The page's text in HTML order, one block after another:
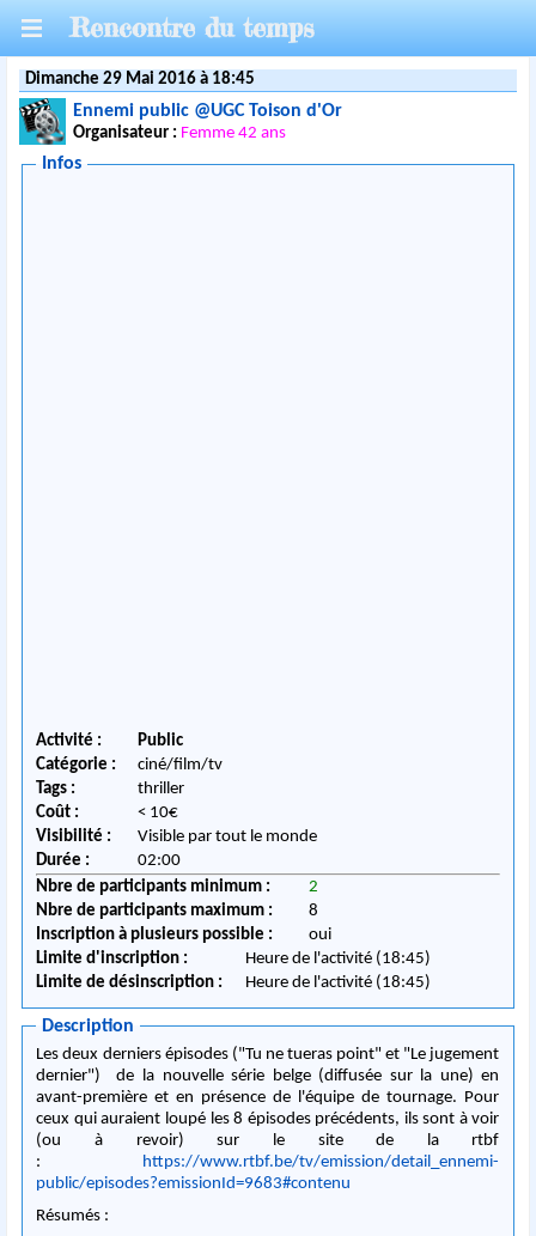
Rencontre du temps
Dimanche 29 Mai 2016 à 18:45
Ennemi public @UGC Toison d'Or
Organisateur : Femme 42 ans
Infos
Activité :
Public
Catégorie :
ciné/film/tv
Tags :
thriller
Coût :
< 10€
Visibilité :
Visible par tout le monde
Durée :
02:00
Nbre de participants minimum :
2
Nbre de participants maximum :
8
Inscription à plusieurs possible :
oui
Limite d'inscription :
Heure de l'activité (18:45)
Limite de désinscription :
Heure de l'activité (18:45)
Description
Les deux derniers épisodes ("Tu ne tueras point" et "Le jugement
dernier") de la nouvelle série belge (diffusée sur la une) en
avant-première et en présence de l'équipe de tournage. Pour
ceux qui auraient loupé les 8 épisodes précédents, ils sont à voir
(ou à revoir) sur le site de la rtbf
:
https://www.rtbf.be/tv/emission/detail_ennemi-
public/episodes?emissionId=9683#contenu
Résumés :